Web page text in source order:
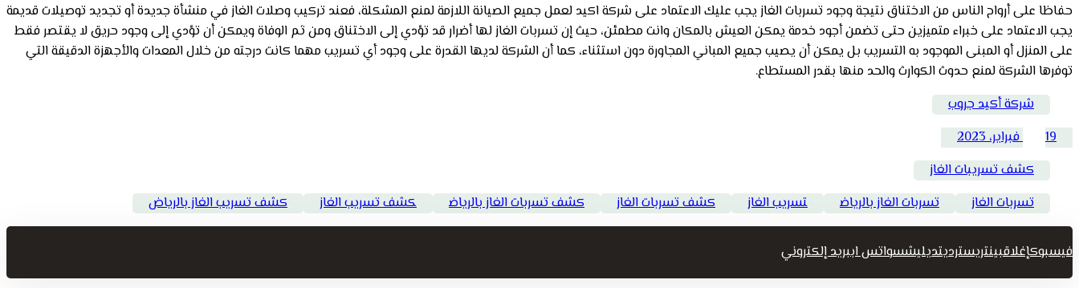
حفاظا على أرواح الناس من الاختناق نتيجة وجود تسربات الغاز يجب عليك الاعتماد على شركة اكيد لعمل جميع الصيانة اللازمة لمنع المشكلة، فعند تركيب وصلات الغاز في منشأة جديدة أو تجديد توصيلات قديمة
يجب الاعتماد على خبراء متميزين حتى تضمن أجود خدمة يمكن العيش بالمكان وانت مطمئن، حيث إن تسربات الغاز لها أضرار قد تؤدي إلى الاختناق ومن ثم الوفاة ويمكن أن تؤدي إلى وجود حريق لا يقتصر فقط
على المنزل أو المبنى الموجود به التسريب بل يمكن أن يصيب جميع المباني المجاورة دون استثناء، كما أن الشركة لديها القدرة على وجود أي تسريب مهما كانت درجته من خلال المعدات والأجهزة الدقيقة التي
توفرها الشركة لمنع حدوث الكوارث والحد منها بقدر المستطاع.
شركة أكيد جروب
19 فبراير، 2023
كشف تسريبات الغاز
تسربات الغاز
تسربات الغاز بالرياض تسريب الغاز كشف تسربات الغاز كشف تسربات الغاز بالرياض كشف تسريب الغاز كشف تسريب الغاز بالرياض
فيسبوكإغلاقبينتريسترديتديليشسواتس اببريد إلكتروني